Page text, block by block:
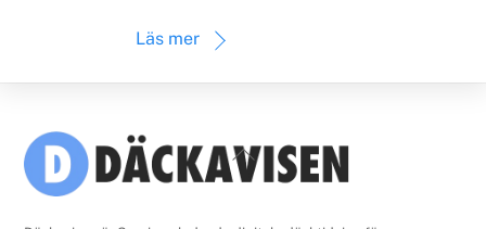
Läs mer
Back
To